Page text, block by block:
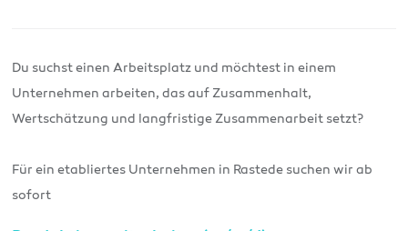
Du suchst einen Arbeitsplatz und möchtest in einem
Unternehmen arbeiten, das auf Zusammenhalt,
Wertschätzung und langfristige Zusammenarbeit setzt?
Für ein etabliertes Unternehmen in Rastede suchen wir ab
sofort